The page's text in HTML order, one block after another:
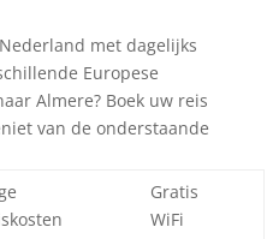
met dagelijks
Europese
Almere? Boek uw reis
van de onderstaande
Gratis
WiFi